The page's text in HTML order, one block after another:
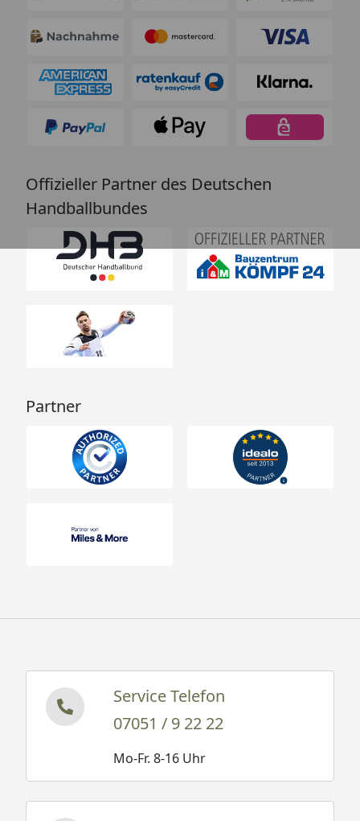
Offizieller Partner des Deutschen
Handballbundes
Partner
Service Telefon
07051 / 9 22 22
Mo-Fr. 8-16 Uhr